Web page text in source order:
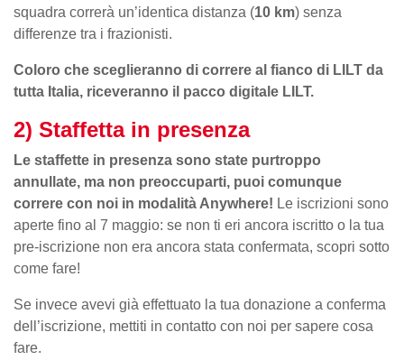
squadra correrà un’identica distanza (10 km) senza
differenze tra i frazionisti.
Coloro che sceglieranno di correre al fianco di LILT da
tutta Italia, riceveranno il pacco digitale LILT.
2) Staffetta in presenza
Le staffette in presenza sono state purtroppo
annullate, ma non preoccuparti, puoi comunque
correre con noi in modalità Anywhere! Le iscrizioni sono
aperte fino al 7 maggio: se non ti eri ancora iscritto o la tua
pre-iscrizione non era ancora stata confermata, scopri sotto
come fare!
Se invece avevi già effettuato la tua donazione a conferma
dell’iscrizione, mettiti in contatto con noi per sapere cosa
fare.